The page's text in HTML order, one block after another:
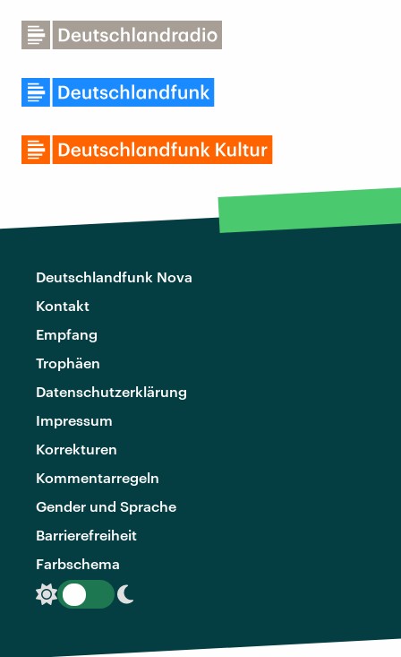
Deutschlandfunk Nova
Kontakt
Empfang
Trophäen
Datenschutzerklärung
Impressum
Korrekturen
Kommentarregeln
Gender und Sprache
Barrierefreiheit
Farbschema